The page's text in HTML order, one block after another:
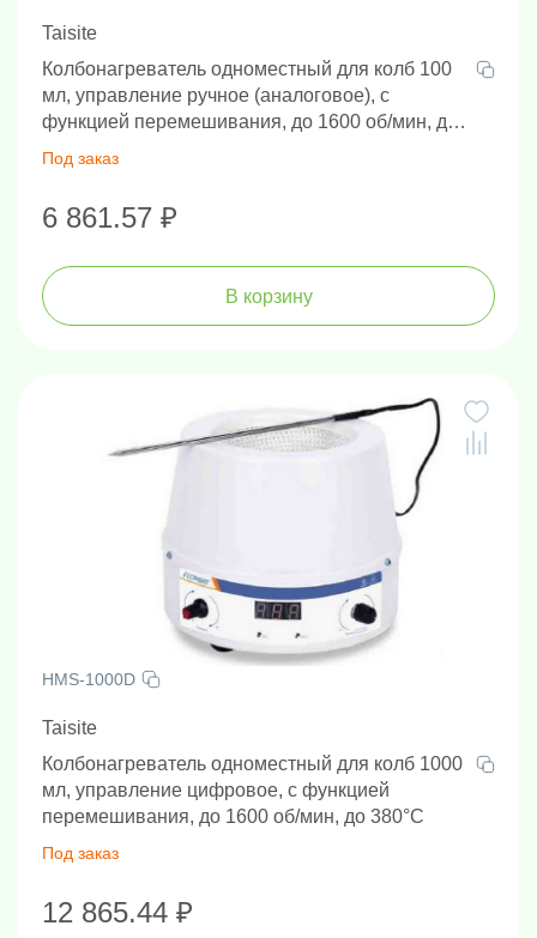
Taisite
Колбонагреватель одноместный для колб 100
мл, управление ручное (аналоговое), с
функцией перемешивания, до 1600 об/мин, до
380°С
Под заказ
6 861.57 ₽
В корзину
HMS-1000D
Taisite
Колбонагреватель одноместный для колб 1000
мл, управление цифровое, с функцией
перемешивания, до 1600 об/мин, до 380°С
Под заказ
12 865.44 ₽